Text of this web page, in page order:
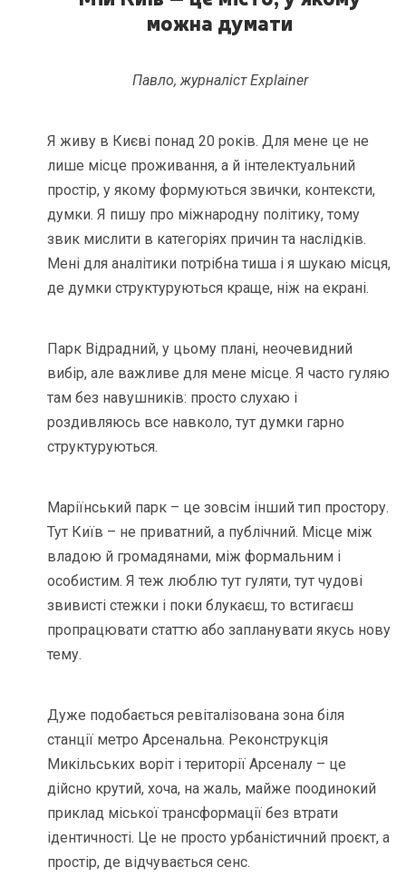
можна думати
Павло, журналіст Explainer
Я живу в Києві понад 20 років. Для мене це не
лише місце проживання, а й інтелектуальний
простір, у якому формуються звички, контексти,
думки. Я пишу про міжнародну політику, тому
звик мислити в категоріях причин та наслідків.
Мені для аналітики потрібна тиша і я шукаю місця,
де думки структуруються краще, ніж на екрані.
Парк Відрадний, у цьому плані, неочевидний
вибір, але важливе для мене місце. Я часто гуляю
там без навушників: просто слухаю і
роздивляюсь все навколо, тут думки гарно
структуруються.
Маріїнський парк – це зовсім інший тип простору.
Тут Київ – не приватний, а публічний. Місце між
владою й громадянами, між формальним і
особистим. Я теж люблю тут гуляти, тут чудові
звивисті стежки і поки блукаєш, то встигаєш
пропрацювати статтю або запланувати якусь нову
тему.
Дуже подобається ревіталізована зона біля
станції метро Арсенальна. Реконструкція
Микільських воріт і території Арсеналу – це
дійсно крутий, хоча, на жаль, майже поодинокий
приклад міської трансформації без втрати
ідентичності. Це не просто урбаністичний проєкт, а
простір, де відчувається сенс.